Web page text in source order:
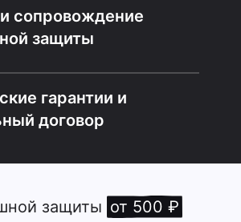
сопровождение
защиты
гарантии и
договор
защиты от 500 ₽